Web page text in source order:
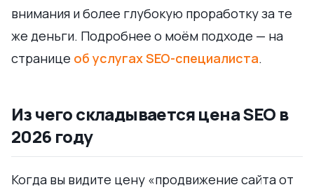
внимания и более глубокую проработку за те
же деньги. Подробнее о моём подходе — на
странице об услугах SEO-специалиста.
Из чего складывается цена SEO в
2026 году
Когда вы видите цену «продвижение сайта от